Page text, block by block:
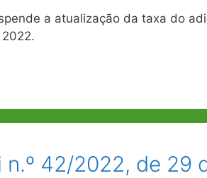
a atualização da taxa do
42/2022, de 29